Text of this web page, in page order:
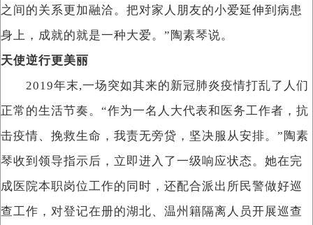
之间的关系更加融洽。把对家人朋友的小爱延伸到病患
身上，成就的就是一种大爱。”陶素琴说。
天使逆行更美丽
2019年末,一场突如其来的新冠肺炎疫情打乱了人们
正常的生活节奏。“作为一名人大代表和医务工作者，抗
击疫情、挽救生命，我责无旁贷，坚决服从安排。”陶素
琴收到领导指示后，立即进入了一级响应状态。她在完
成医院本职岗位工作的同时，还配合派出所民警做好巡
查工作，对登记在册的湖北、温州籍隔离人员开展巡查